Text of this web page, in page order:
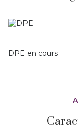
chauffage est
DPE en cours